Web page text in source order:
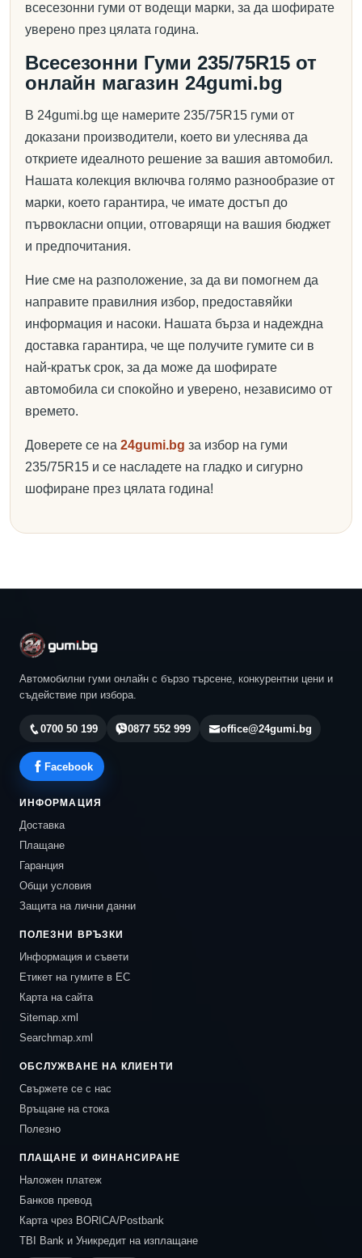
всесезонни гуми от водещи марки, за да шофирате
уверено през цялата година.
Всесезонни Гуми 235/75R15 от
онлайн магазин 24gumi.bg
В 24gumi.bg ще намерите 235/75R15 гуми от
доказани производители, което ви улеснява да
откриете идеалното решение за вашия автомобил.
Нашата колекция включва голямо разнообразие от
марки, което гарантира, че имате достъп до
първокласни опции, отговарящи на вашия бюджет
и предпочитания.
Ние сме на разположение, за да ви помогнем да
направите правилния избор, предоставяйки
информация и насоки. Нашата бърза и надеждна
доставка гарантира, че ще получите гумите си в
най-кратък срок, за да може да шофирате
автомобила си спокойно и уверено, независимо от
времето.
Доверете се на 24gumi.bg за избор на гуми
235/75R15 и се насладете на гладко и сигурно
шофиране през цялата година!
Автомобилни гуми онлайн с бързо търсене, конкурентни цени и
съдействие при избора.
0700 50 199 0877 552 999 office@24gumi.bg
Facebook
ИНФОРМАЦИЯ
Доставка
Плащане
Гаранция
Общи условия
Защита на лични данни
ПОЛЕЗНИ ВРЪЗКИ
Информация и съвети
Етикет на гумите в ЕС
Карта на сайта
Sitemap.xml
Searchmap.xml
ОБСЛУЖВАНЕ НА КЛИЕНТИ
Свържете се с нас
Връщане на стока
Полезно
ПЛАЩАНЕ И ФИНАНСИРАНЕ
Наложен платеж
Банков превод
Карта чрез BORICA/Postbank
TBI Bank и Уникредит на изплащане